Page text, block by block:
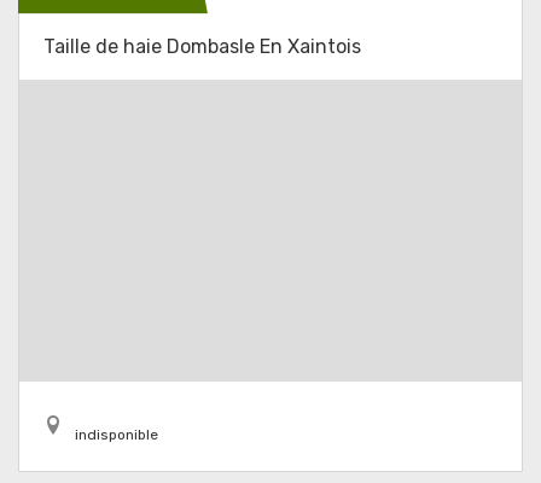
Taille de haie Dombasle En Xaintois
indisponible